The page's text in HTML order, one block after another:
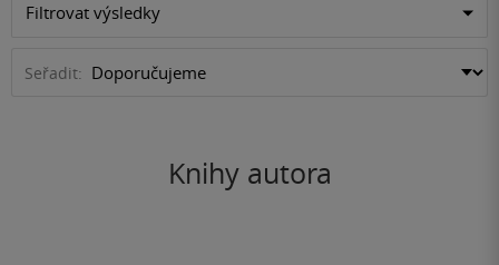
Filtrovat výsledky
Seřadit:
Knihy autora